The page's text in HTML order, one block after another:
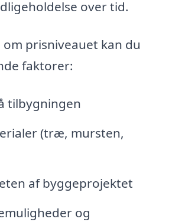
over tid.
om prisniveauet kan du
faktorer:
tilbygningen
(træ, mursten,
af byggeprojektet
og